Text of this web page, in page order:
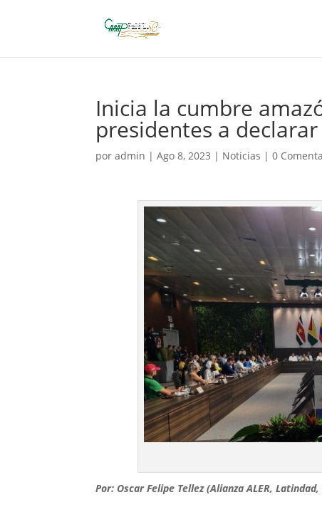
Inicia la cumbre
presidentes a
poradmin |Ago 8, 2023 | Noticias |0
Por: Oscar Felipe Tellez (Alianza ALER, Latindad,